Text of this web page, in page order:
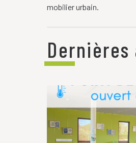
mobilier urbain.